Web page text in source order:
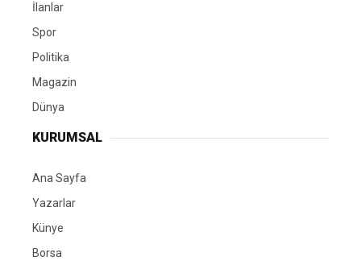
İlanlar
Spor
Politika
Magazin
Dünya
KURUMSAL
Ana Sayfa
Yazarlar
Künye
Borsa